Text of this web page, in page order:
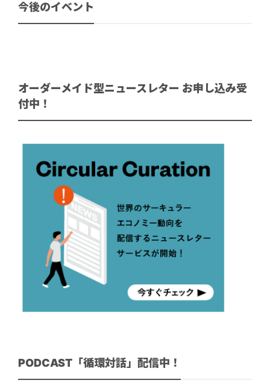
今後のイベント
オーダーメイド型ニュースレター お申し込み受
付中！
PODCAST「循環対話」配信中！